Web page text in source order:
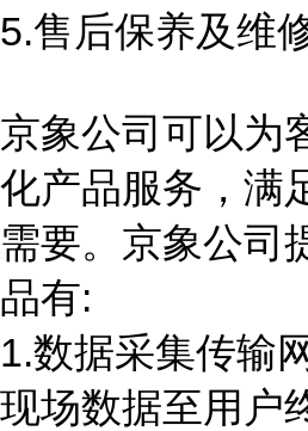
5.售后保养及维
京象公司可以为
化产品服务，满
需要。京象公司
品有:
1.数据采集传输
现场数据至用户